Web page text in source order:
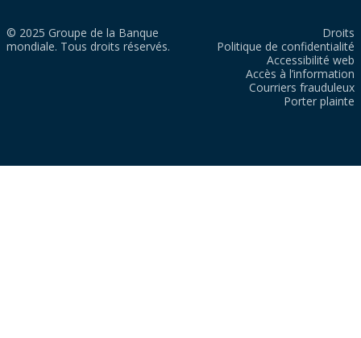
© 2025 Groupe de la Banque
mondiale. Tous droits réservés.
Droits
Politique de confidentialité
Accessibilité web
Accès à l’information
Courriers frauduleux
Porter plainte